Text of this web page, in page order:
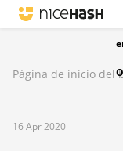
Página de inicio del
16 Apr 2020